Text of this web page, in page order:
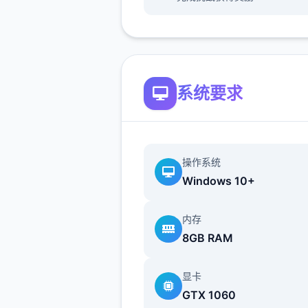
首先进产品剧情后先输入各
包码，切记前面4个收益礼包码
礼包码的方法是打开背包，点手
机，然后输入号码就行（礼包
系统要求
操作系统
Windows 10+
内存
8GB RAM
显卡
GTX 1060